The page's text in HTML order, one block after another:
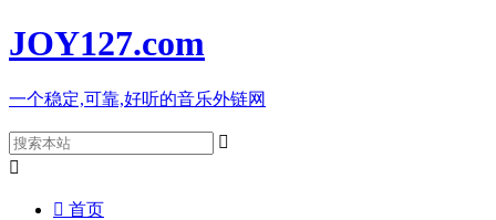
JOY127.com
一个稳定,可靠,好听的音乐外链网


 首页